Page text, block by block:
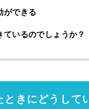
ができる
ているのでしょうか？
きにどうして